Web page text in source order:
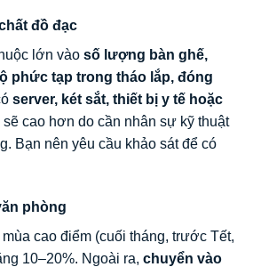
đồ đạc
lớn vào số lượng bàn ghế,
phức tạp trong tháo lắp, đóng
server, két sắt, thiết bị y tế hoặc
sẽ cao hơn do cần nhân sự kỹ thuật
Bạn nên yêu cầu khảo sát để có
phòng
cao điểm (cuối tháng, trước Tết,
10–20%. Ngoài ra, chuyển vào